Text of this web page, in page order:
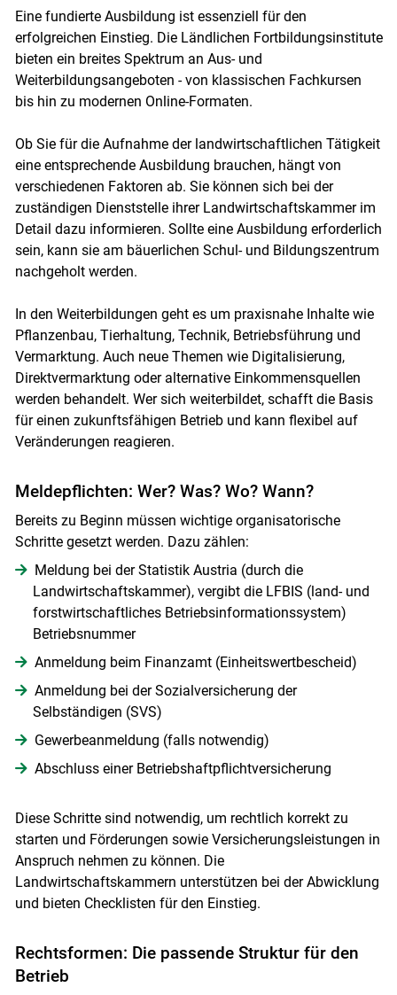
Eine fundierte Ausbildung ist essenziell für den
erfolgreichen Einstieg. Die Ländlichen Fortbildungsinstitute
bieten ein breites Spektrum an Aus- und
Weiterbildungsangeboten - von klassischen Fachkursen
bis hin zu modernen Online-Formaten.
Ob Sie für die Aufnahme der landwirtschaftlichen Tätigkeit
eine entsprechende Ausbildung brauchen, hängt von
verschiedenen Faktoren ab. Sie können sich bei der
zuständigen Dienststelle ihrer Landwirtschaftskammer im
Detail dazu informieren. Sollte eine Ausbildung erforderlich
sein, kann sie am bäuerlichen Schul- und Bildungszentrum
nachgeholt werden.
In den Weiterbildungen geht es um praxisnahe Inhalte wie
Pflanzenbau, Tierhaltung, Technik, Betriebsführung und
Vermarktung. Auch neue Themen wie Digitalisierung,
Direktvermarktung oder alternative Einkommensquellen
werden behandelt. Wer sich weiterbildet, schafft die Basis
für einen zukunftsfähigen Betrieb und kann flexibel auf
Veränderungen reagieren.
Meldepflichten: Wer? Was? Wo? Wann?
Bereits zu Beginn müssen wichtige organisatorische
Schritte gesetzt werden. Dazu zählen:
Meldung bei der Statistik Austria (durch die
Landwirtschaftskammer), vergibt die LFBIS (land- und
forstwirtschaftliches Betriebsinformationssystem)
Betriebsnummer
Anmeldung beim Finanzamt (Einheitswertbescheid)
Anmeldung bei der Sozialversicherung der
Selbständigen (SVS)
Gewerbeanmeldung (falls notwendig)
Abschluss einer Betriebshaftpflichtversicherung
Diese Schritte sind notwendig, um rechtlich korrekt zu
starten und Förderungen sowie Versicherungsleistungen in
Anspruch nehmen zu können. Die
Landwirtschaftskammern unterstützen bei der Abwicklung
und bieten Checklisten für den Einstieg.
Rechtsformen: Die passende Struktur für den
Betrieb